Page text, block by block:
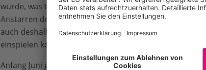
wurde, was tun gegen krumme Rücken beim
Anstarren des Bildschirms. Für uns war das Training
auch deshalb wichtig, weil sich so die gesamte
einspielen konnte."
Anfang Juni ging es für Gabriele nach Seattle.